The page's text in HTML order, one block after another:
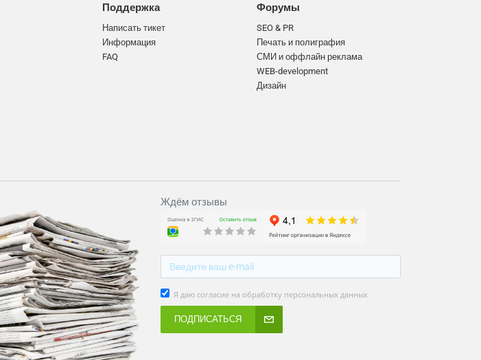
Поддержка
Написать тикет
Информация
FAQ
Форумы
SEO & PR
Печать и полиграфия
СМИ и оффлайн реклама
WEB-development
Дизайн
Ждём отзывы
Я даю согласие на обработку персональных данных
ПОДПИСАТЬСЯ